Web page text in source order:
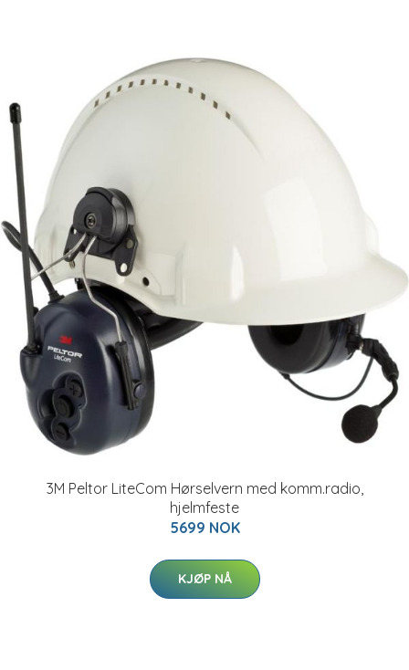
3M Peltor LiteCom Hørselvern med komm.radio,
hjelmfeste
5699 NOK
KJØP NÅ